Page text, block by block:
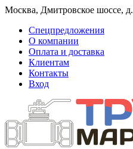
Москва, Дмитровское шоссе,
Спецпредложения
О компании
Оплата и доставка
Клиентам
Контакты
Вход